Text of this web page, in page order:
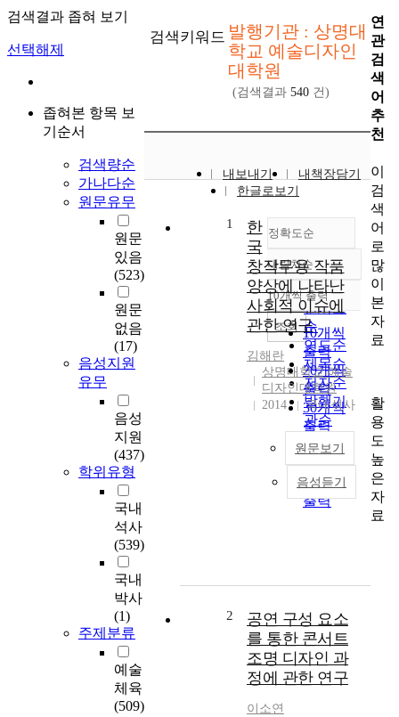
검색결과 좁혀 보기
선택해제
좁혀본 항목 보
기순서
검색량순
가나다순
원문유무
원문
있음
(523)
원문
없음
(17)
음성지원
유무
음성
지원
(437)
학위유형
국내
석사
(539)
국내
박사
(1)
주제분류
예술
체육
(509)
검색키워드 발행기관 : 상명대
학교 예술디자인
대학원
(검색결과 540 건)
내보내기
내책장담기
한글로보기
정확도순
정확도
순
인기도
순
연도순
제목순
저자순
발행기
관순
내림차순
내림차순
10개씩 출력
10개씩
출력
20개씩
출력
30개씩
출력
50개씩
출력
100개씩
출력
조회
1
한
국
창작무용 작품
양상에 나타난
사회적 이슈에
관한 연구
김해란
상명대학교 예술
디자인대학원
2014
국내석사
원문보기
음성듣기
2
공연 구성 요소
를 통한 콘서트
조명 디자인 과
정에 관한 연구
이소연
연
관
검
색
어
추
천
이
검
색
어
로
많
이
본
자
료
활
용
도
높
은
자
료